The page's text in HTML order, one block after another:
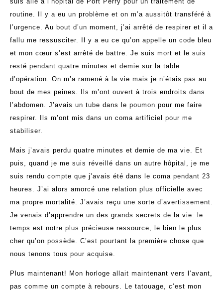
routine. Il y a eu un problème et on m’a aussitôt transféré à
l’urgence. Au bout d’un moment, j’ai arrêté de respirer et il a
fallu me ressusciter. Il y a eu ce qu’on appelle un code bleu
et mon cœur s’est arrêté de battre. Je suis mort et le suis
resté pendant quatre minutes et demie sur la table
d’opération. On m’a ramené à la vie mais je n’étais pas au
bout de mes peines. Ils m’ont ouvert à trois endroits dans
l’abdomen. J’avais un tube dans le poumon pour me faire
respirer. Ils m’ont mis dans un coma artificiel pour me
stabiliser.
Mais j’avais perdu quatre minutes et demie de ma vie. Et
puis, quand je me suis réveillé dans un autre hôpital, je me
suis rendu compte que j’avais été dans le coma pendant 23
heures. J’ai alors amorcé une relation plus officielle avec
ma propre mortalité. J’avais reçu une sorte d’avertissement.
Je venais d’apprendre un des grands secrets de la vie: le
temps est notre plus précieuse ressource, le bien le plus
cher qu’on possède. C’est pourtant la première chose que
nous tenons tous pour acquise.
Plus maintenant! Mon horloge allait maintenant vers l’avant,
pas comme un compte à rebours. Le tatouage, c’est mon